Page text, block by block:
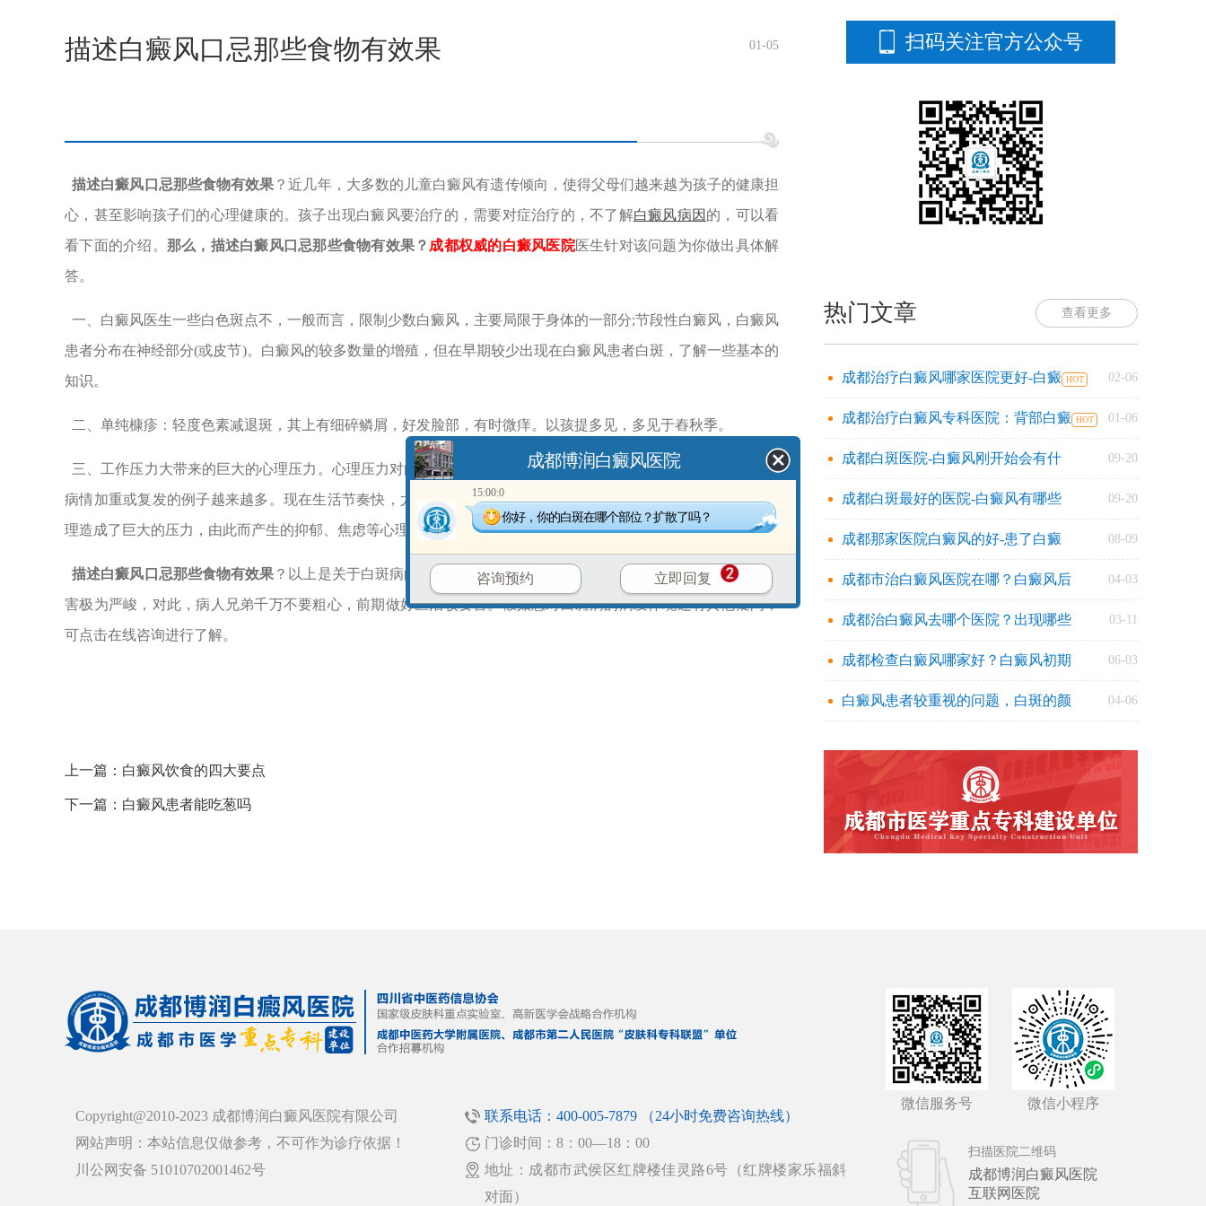
描述白癜风口忌那些食物有效果 01-05
描述白癜风口忌那些食物有效果 ？近几年，大多数的儿童白癜风有遗传倾向，使得父母们越来越为孩子的健康担
心，甚至影响孩子们的心理健康的。孩子出现白癜风要治疗的，需要对症治疗的，不了解白癜风病因 的，可以看
看下面的介绍。 那么，描述白癜风口忌那些食物有效果？ 成都权威的白癜风医院医生针对该问题为你做出具体解
答。
一、白癜风医生一些白色斑点不，一般而言，限制少数白癜风，主要局限于身体的一部分;节段性白癜风，白癜风
患者分布在神经部分(或皮节)。白癜风的较多数量的增殖，但在早期较少出现在白癜风患者白斑，了解一些基本的
知识。
二、单纯槺疹：轻度色素减退斑，其上有细碎鳞屑，好发脸部，有时微痒。以孩提多见，多见于舂秋季。
三、工作压力大带来的巨大的心理压力。心理压力对白癜风患者的影响一直是关注的焦点，因为心理压力而导致
病情加重或复发的例子越来越多。现在生活节奏快，尤其是工作带来的生存压力给每一个人包括白癜风患者的心
理造成了巨大的压力，由此而产生的抑郁、焦虑等心理问题，影响着广大白癜风患者的病情。
描述白癜风口忌那些食物有效果 ？以上是关于白斑病的病发体现做出的介绍，由于白斑病给日子及作业带来的危
害极为严峻，对此，病人兄弟千万不要粗心，前期做好医治较要害。假如您对白斑病的病发体现还有其他疑问，
可点击在线咨询进行了解。
上一篇： 白癜风饮食的四大要点
下一篇： 白癜风患者能吃葱吗
扫码关注官方公众号
热门文章 查看更多
成都治疗白癜风哪家医院更好-白癜 02-06
成都治疗白癜风专科医院：背部白癜 01-06
成都白斑医院-白癜风刚开始会有什 09-20
成都白斑最好的医院-白癜风有哪些 09-20
成都那家医院白癜风的好-患了白癜 08-09
成都市治白癜风医院在哪？白癜风后 04-03
成都治白癜风去哪个医院？出现哪些 03-11
成都检查白癜风哪家好？白癜风初期 06-03
白癜风患者较重视的问题，白斑的颜 04-06
Copyright@2010-2023 成都博润白癜风医院有限公司
网站声明：本站信息仅做参考，不可作为诊疗依据！
川公网安备 51010702001462号
联系电话：400-005-7879 （24小时免费咨询热线）
门诊时间：8：00—18：00
地址：成都市武侯区红牌楼佳灵路6号（红牌楼家乐福斜
对面）
微信服务号 微信小程序
扫描医院二维码
成都博润白癜风医院
互联网医院
成都博润白癜风医院
15:00:0
你好，你的白斑在哪个部位？扩散了吗？
咨询预约 立即回复